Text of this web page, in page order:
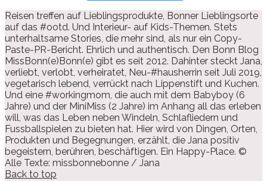
Reisen treffen auf Lieblingsprodukte, Bonner Lieblingsorte
auf das #ootd. Und Interieur- auf Kids-Themen. Stets
unterhaltsame Stories, die mehr sind, als nur ein Copy-
Paste-PR-Bericht. Ehrlich und authentisch. Den Bonn Blog
MissBonn(e)Bonn(e) gibt es seit 2012. Dahinter steckt Jana,
verliebt, verlobt, verheiratet, Neu-#hausherrin seit Juli 2019,
vegetarisch lebend, verrückt nach Lippenstift und Kuchen.
Und eine #workingmom, die auch mit dem Babyboy (6
Jahre) und der MiniMiss (2 Jahre) im Anhang all das erleben
will, was das Leben neben Windeln, Schlafliedern und
Fussballspielen zu bieten hat. Hier wird von Dingen, Orten,
Produkten und Begegnungen, erzählt, die Jana positiv
begeistern, berühren, beschäftigen. Ein Happy-Place. ©
Alle Texte: missbonnebonne / Jana
Back to top